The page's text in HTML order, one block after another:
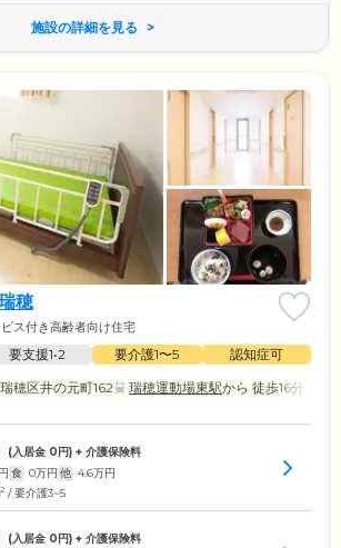
施設の詳細を見る
穂
ス付き高齢者向け住宅
要支援1•2 要介護1〜5
認知症可
穂区井の元町162
瑞穂運動場東駅から 徒歩16分
(入居金 0円) + 介護保険料
食 0万円 他 4.6万円
2 / 要介護3~5
(入居金 0円) + 介護保険料